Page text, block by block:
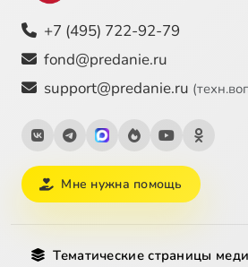
+7 (495) 722-92-79
fond@predanie.ru
support@predanie.ru
Мне нужна помощь
Тематические страницы